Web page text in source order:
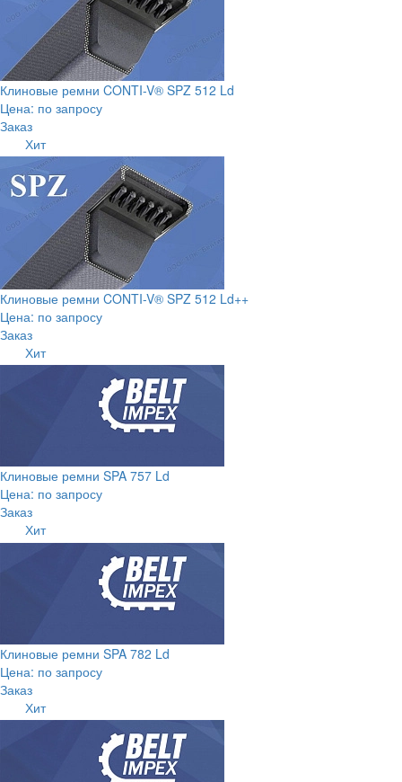
Клиновые ремни CONTI-V® SPZ 512 Ld
Цена: по запросу
Заказ
Хит
Клиновые ремни CONTI-V® SPZ 512 Ld++
Цена: по запросу
Заказ
Хит
Клиновые ремни SPA 757 Ld
Цена: по запросу
Заказ
Хит
Клиновые ремни SPA 782 Ld
Цена: по запросу
Заказ
Хит